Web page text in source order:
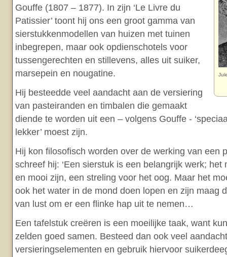
Gouffe (1807 – 1877). In zijn ‘Le Livre du
Patissier’ toont hij ons een groot gamma van
sierstukkenmodellen van huizen met tuinen
inbegrepen, maar ook opdienschotels voor
tussengerechten en stillevens, alles uit suiker,
marsepein en nougatine.
Hij besteedde veel aandacht aan de versiering
van pasteiranden en timbalen die gemaakt
diende te worden uit een – volgens Gouffe -
lekker’ moest zijn.
Hij kon filosofisch worden over de werking van een
schreef hij: ‘Een sierstuk is een belangrijk werk; het
en mooi zijn, een streling voor het oog. Maar het
ook het water in de mond doen lopen en zijn maag
van lust om er een flinke hap uit te nemen…
Een tafelstuk creëren is een moeilijke taak, want
zelden goed samen. Besteed dan ook veel
versieringselementen en gebruik hiervoor